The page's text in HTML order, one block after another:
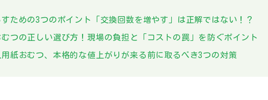
ための3つのポイント「交換回数を増やす」は正解ではない！？
つの正しい選び方！現場の負担と「コストの罠」を防ぐポイント
紙おむつ、本格的な値上がりが来る前に取るべき3つの対策